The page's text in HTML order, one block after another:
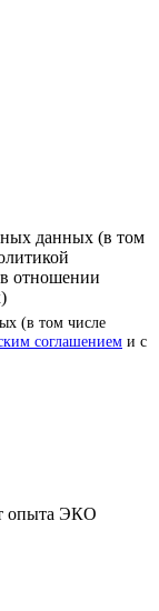
данных (в том
отношении
(в том числе
соглашением и с
опыта ЭКО